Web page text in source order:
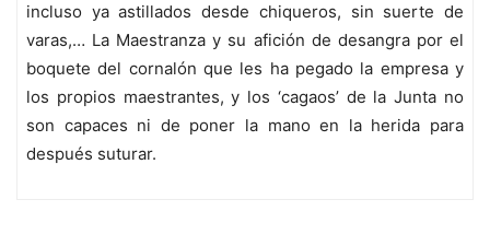
incluso ya astillados desde chiqueros, sin suerte de
varas,… La Maestranza y su afición de desangra por el
boquete del cornalón que les ha pegado la empresa y
los propios maestrantes, y los ‘cagaos’ de la Junta no
son capaces ni de poner la mano en la herida para
después suturar.